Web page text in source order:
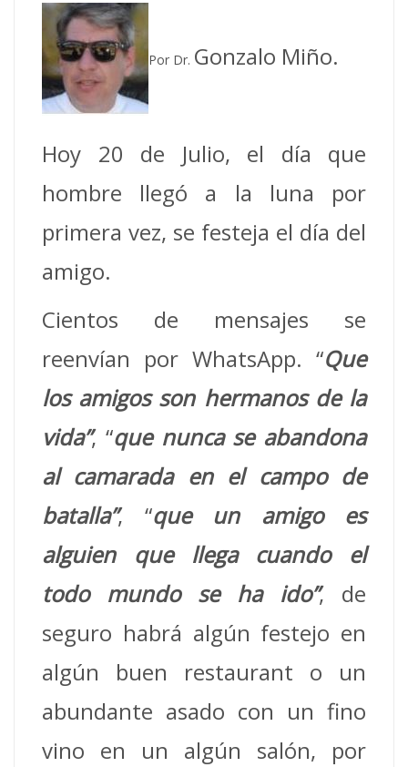
Por Dr. Gonzalo Miño.
Hoy 20 de Julio, el día que
hombre llegó a la luna por
primera vez, se festeja el día del
amigo.
Cientos de mensajes se
reenvían por WhatsApp. “Que
los amigos son hermanos de la
vida”, “que nunca se abandona
al camarada en el campo de
batalla”, “que un amigo es
alguien que llega cuando el
todo mundo se ha ido”, de
seguro habrá algún festejo en
algún buen restaurant o un
abundante asado con un fino
vino en un algún salón, por